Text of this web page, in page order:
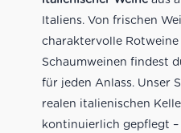
Italiens. Von frischen
charaktervolle
Schaumweinen findest
für jeden Anlass. Unser
realen italienischen
kontinuierlich gepflegt